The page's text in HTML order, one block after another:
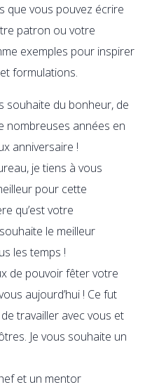
que vous pouvez écrire
patron ou votre
exemples pour inspirer
formulations.
souhaite du bonheur, de
nombreuses années en
anniversaire !
je tiens à vous
pour cette
qu’est votre
le meilleur
les temps !
de pouvoir fêter votre
aujourd’hui ! Ce fut
travailler avec vous et
Je vous souhaite un
et un mentor